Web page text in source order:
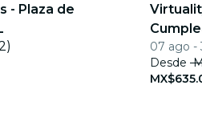
- Plaza de
07 ago -
Desde